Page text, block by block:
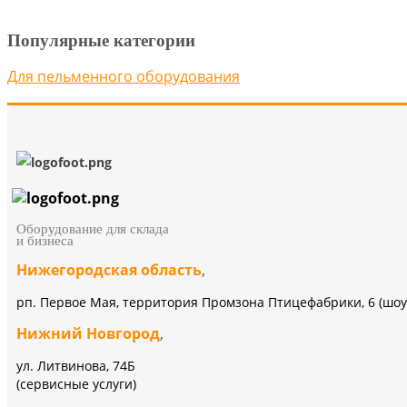
Популярные категории
Для пельменного оборудования
Оборудование для склада
и бизнеса
Нижегородская область,
рп. Первое Мая, территория Промзона Птицефабрики, 6
Нижний Новгород,
ул. Литвинова, 74Б
(сервисные услуги)